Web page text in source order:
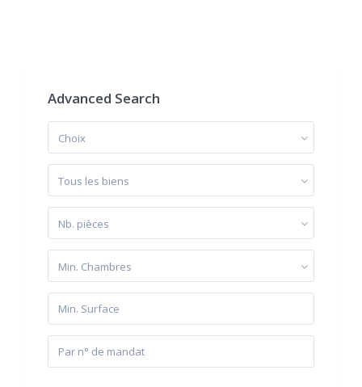
Advanced Search
Choix
Tous les biens
Nb. pièces
Min. Chambres